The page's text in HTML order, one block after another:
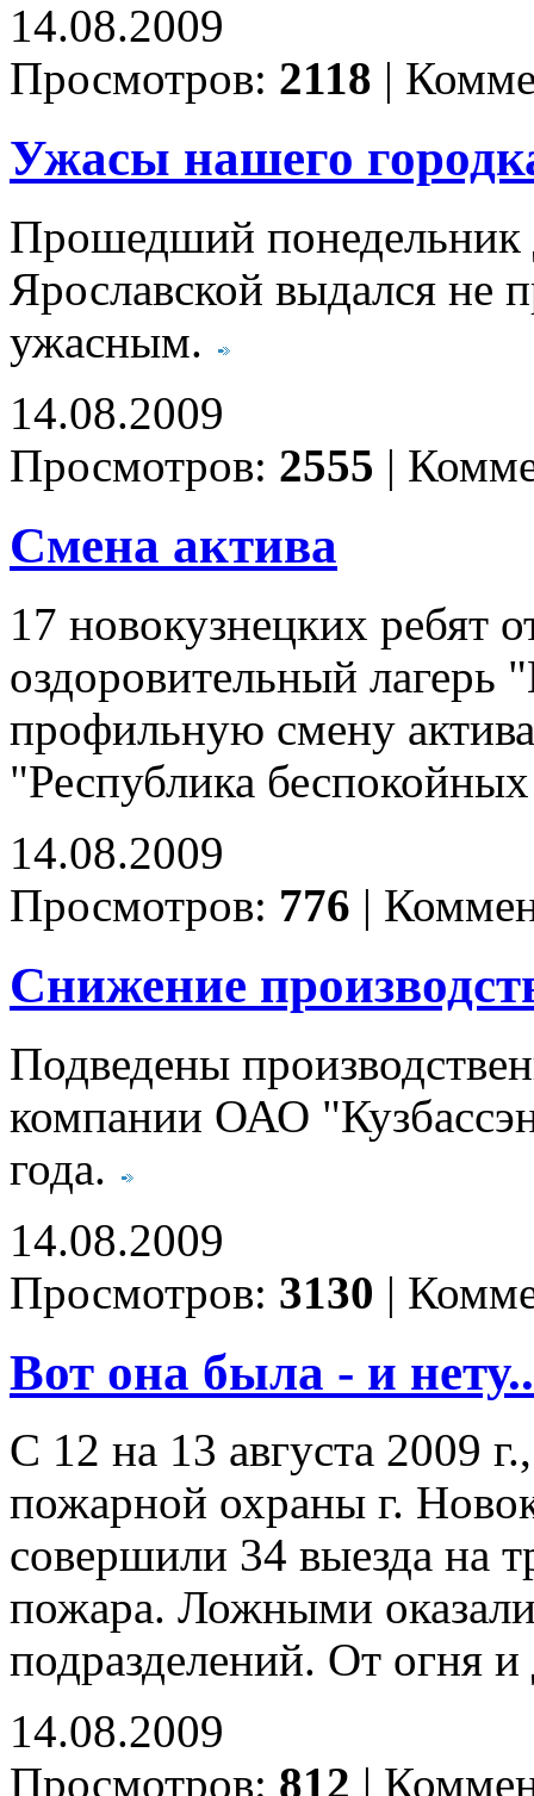
14.08.2009
Просмотров: 2118 |
Ужасы нашего
Прошедший
Ярославской выдался не
ужасным.
14.08.2009
Просмотров: 2555 |
Смена актива
17 новокузнецких ребят
оздоровительный
профильную смену
"Республика
14.08.2009
Просмотров: 776 |
Снижение
Подведены
компании ОАО
года.
14.08.2009
Просмотров: 3130 |
Вот она была - и
С 12 на 13 августа 2009
пожарной охраны г.
совершили 34 выезда на
пожара. Ложными
подразделений. От огня
14.08.2009
Просмотров: 812 |